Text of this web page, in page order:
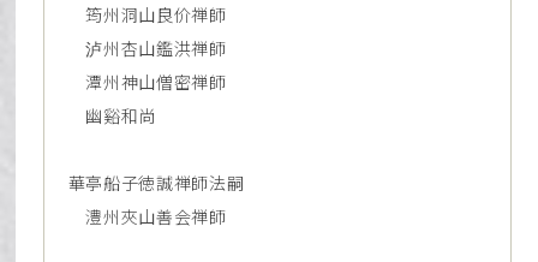
筠州洞山良价禅師
泸州杏山鑑洪禅師
潭州神山僧密禅師
幽谿和尚
華亭船子徳誠禅師法嗣
澧州夾山善会禅師